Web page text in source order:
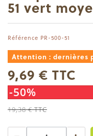
51 vert
Référence PR-500-51
Attention : dernières
9,69 € TTC
-50%
19,38 €TTC